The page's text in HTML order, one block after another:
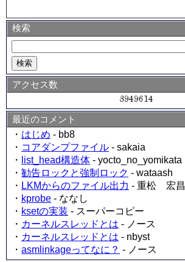
検索
アクセス数
最近のコメント
・ はじめ - bb8
・ コアダンプファイル - sakaia
・
list_head構造体 - yocto_no_yomikata
・ 勧告ロックと強制ロック - wataash
・ LKMからのファイル出力 - 重松 宏昌
・ kprobe - ななし
・ ksetの実装 - スーパーコピー
・ カーネルスレッドとは - ノース
・ カーネルスレッドとは - nbyst
・ asmlinkageってなに？ - ノース